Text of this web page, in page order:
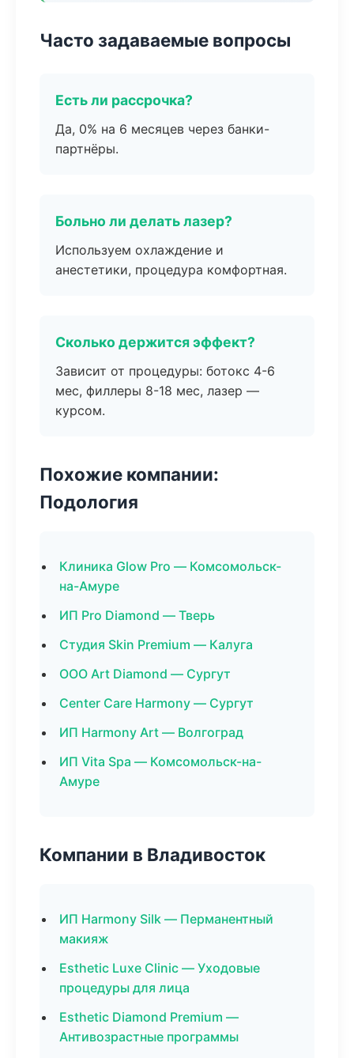
Часто задаваемые вопросы
Есть ли рассрочка?
Да, 0% на 6 месяцев через банки-
партнёры.
Больно ли делать лазер?
Используем охлаждение и
анестетики, процедура комфортная.
Сколько держится эффект?
Зависит от процедуры: ботокс 4-6
мес, филлеры 8-18 мес, лазер —
курсом.
Похожие компании:
Подология
Клиника Glow Pro — Комсомольск-
на-Амуре
ИП Pro Diamond — Тверь
Студия Skin Premium — Калуга
ООО Art Diamond — Сургут
Center Care Harmony — Сургут
ИП Harmony Art — Волгоград
ИП Vita Spa — Комсомольск-на-
Амуре
Компании в Владивосток
ИП Harmony Silk — Перманентный
макияж
Esthetic Luxe Clinic — Уходовые
процедуры для лица
Esthetic Diamond Premium —
Антивозрастные программы